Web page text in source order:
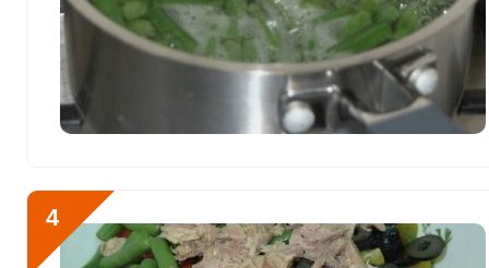
Литий 0
Марганец 0.8 мкг
Медь 780.5 мкг
Рубидий
Селен 60.3 мкг
4